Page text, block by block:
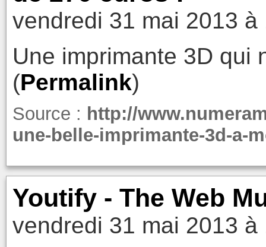
vendredi 31 mai 2013 à
Une imprimante 3D qui
(Permalink)
Source : http://
une-belle-imprimante-3d-a-
Youtify - The Web
vendredi 31 mai 2013 à